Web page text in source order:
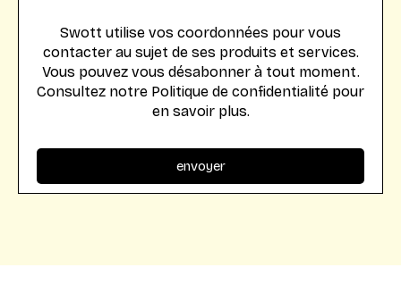
Swott utilise vos coordonnées pour vous
contacter au sujet de ses produits et services.
Vous pouvez vous désabonner à tout moment.
Consultez notre Politique de confidentialité pour
en savoir plus.